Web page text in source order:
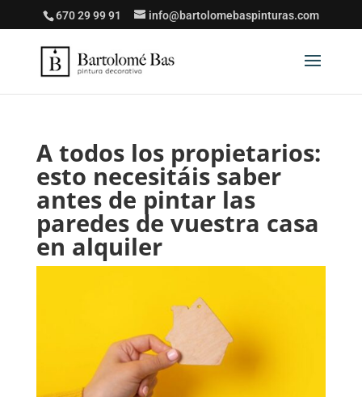
670 29 99 91 info@bartolomebaspinturas.com
A todos los propietarios:
esto necesitáis saber
antes de pintar las
paredes de vuestra casa
en alquiler